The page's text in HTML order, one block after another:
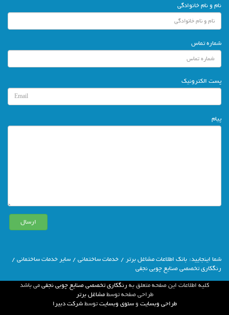
نام و نام خانوادگی
شماره تماس
پست الکترونیک
پیام
شما اينجاييد: بانك اطلاعات مشاغل برتر / خدمات ساختمانی / سایر خدمات ساختمانی /
رنگکاری تخصصی صنایع چوبی نجفی
كليه اطلاعات اين صفحه متعلق به رنگکاری تخصصی صنایع چوبی نجفیمي باشد
طراحي صفحه توسطمشاغل برتر
طراحی وبسایت وسئوی وبسایتتوسطشركت دبيرا